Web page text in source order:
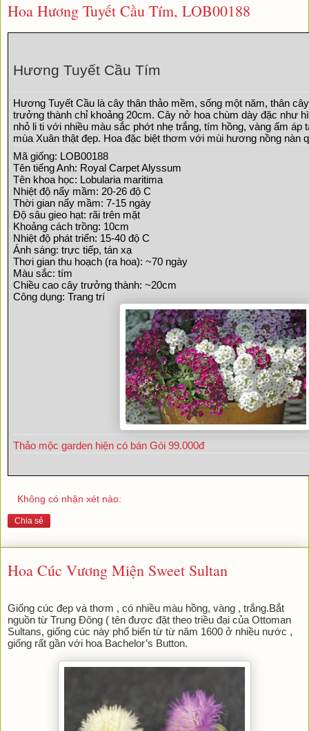
Hoa Hương Tuyết Cầu Tím, LOB00188
Hương Tuyết Cầu Tím
Hương Tuyết Cầu là cây thân thảo mềm, sống một năm, thân
trưởng thành chỉ khoảng 20cm. Cây nở hoa chùm dày đặc như
nhỏ li ti với nhiều màu sắc phớt nhẹ trắng, tím hồng, vàng ấm áp
mùa Xuân thật đẹp. Hoa đặc biệt thơm với mùi hương nồng nàn
Mã giống: LOB00188
Tên tiếng Anh: Royal Carpet Alyssum
Tên khoa học: Lobularia maritima
Nhiệt độ nẩy mầm: 20-26 độ C
Thời gian nẩy mầm: 7-15 ngày
Độ sâu gieo hạt: rãi trên mặt
Khoảng cách trồng: 10cm
Nhiệt độ phát triển: 15-40 độ C
Ánh sáng: trực tiếp, tán xạ
Thơi gian thu hoạch (ra hoa): ~70 ngày
Màu sắc: tím
Chiều cao cây trưởng thành: ~20cm
Công dụng: Trang trí
Thảo mộc garden hiện có bán Gói 99.000đ
Không có nhận xét nào:
Chia sẻ
Hoa Cúc Vương Miện Sweet Sultan
Giống cúc đẹp và thơm , có nhiều màu hồng, vàng , trắng.Bắt
nguồn từ Trung Đông ( tên được đặt theo triều đại của Ottoman
Sultans, giống cúc này phổ biến từ từ năm 1600 ở nhiều nước ,
giống rất gần với hoa Bachelor’s Button.